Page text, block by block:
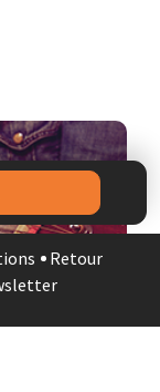
Retour